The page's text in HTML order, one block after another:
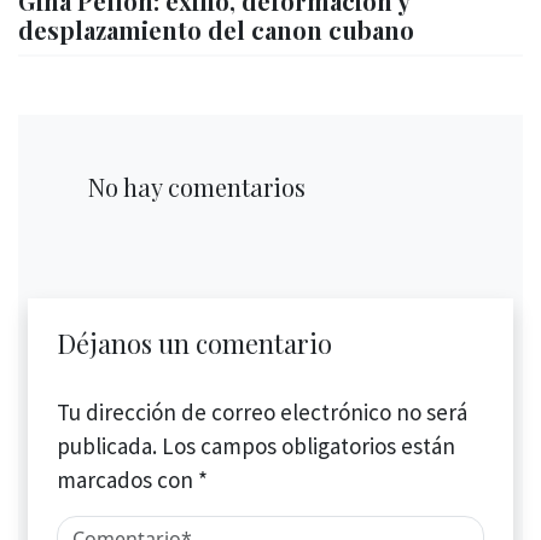
desplazamiento del canon cubano
No hay comentarios
Déjanos un comentario
Tu dirección de correo electrónico no será
publicada. Los campos obligatorios están
marcados con *